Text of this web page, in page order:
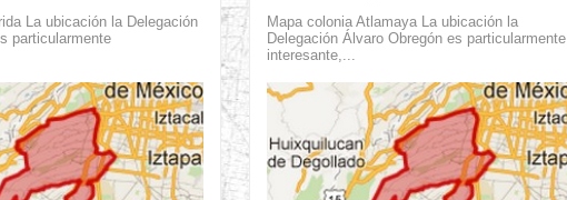
La ubicación la Delegación
particularmente
Mapa colonia Atlamaya La ubicación la
Delegación Álvaro Obregón es particularmente
interesante,...
0
Comment 0
Comment